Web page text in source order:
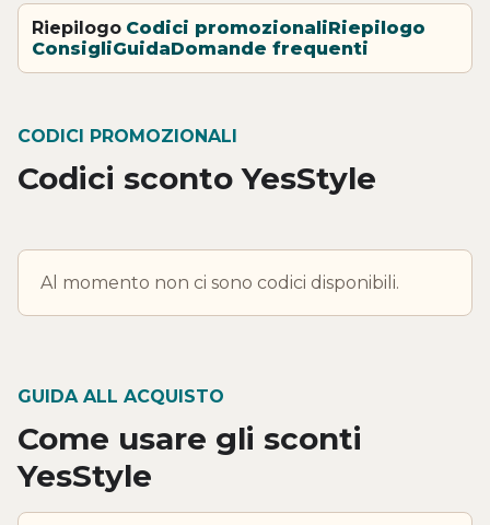
Riepilogo Codici promozionaliRiepilogo
ConsigliGuidaDomande frequenti
CODICI PROMOZIONALI
Codici sconto YesStyle
Al momento non ci sono codici disponibili.
GUIDA ALL ACQUISTO
Come usare gli sconti
YesStyle